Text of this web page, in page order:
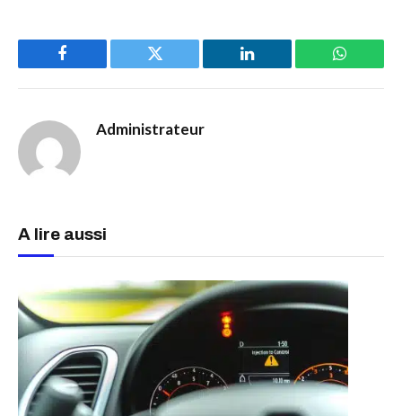
Facebook Twitter LinkedIn
Administrateur
A lire aussi